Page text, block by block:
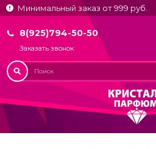
Минимальный заказ от 999 руб.
8(925)794-50-50
Заказать звонок